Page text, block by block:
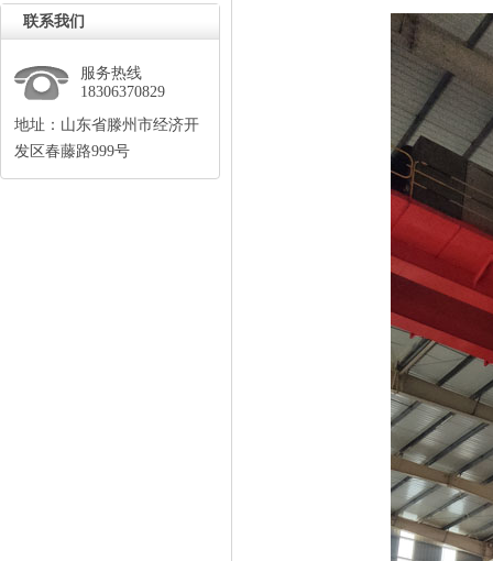
联系我们
服务热线
18306370829
地址：山东省滕州市经济开
发区春藤路999号